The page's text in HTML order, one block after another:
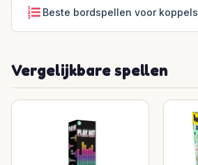
Beste bordspellen voor koppels
Vergelijkbare spellen